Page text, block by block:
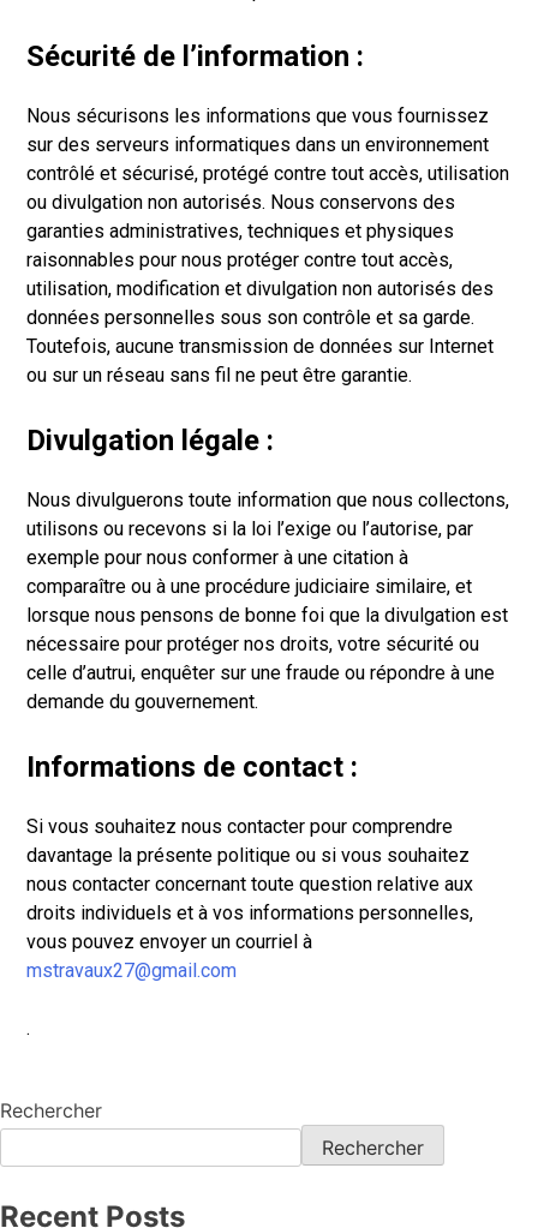
Sécurité de l’information :
Nous sécurisons les informations que vous fournissez
sur des serveurs informatiques dans un environnement
contrôlé et sécurisé, protégé contre tout accès, utilisation
ou divulgation non autorisés. Nous conservons des
garanties administratives, techniques et physiques
raisonnables pour nous protéger contre tout accès,
utilisation, modification et divulgation non autorisés des
données personnelles sous son contrôle et sa garde.
Toutefois, aucune transmission de données sur Internet
ou sur un réseau sans fil ne peut être garantie.
Divulgation légale :
Nous divulguerons toute information que nous collectons,
utilisons ou recevons si la loi l’exige ou l’autorise, par
exemple pour nous conformer à une citation à
comparaître ou à une procédure judiciaire similaire, et
lorsque nous pensons de bonne foi que la divulgation est
nécessaire pour protéger nos droits, votre sécurité ou
celle d’autrui, enquêter sur une fraude ou répondre à une
demande du gouvernement.
Informations de contact :
Si vous souhaitez nous contacter pour comprendre
davantage la présente politique ou si vous souhaitez
nous contacter concernant toute question relative aux
droits individuels et à vos informations personnelles,
vous pouvez envoyer un courriel à
mstravaux27@gmail.com
.
Rechercher
Rechercher
Recent Posts